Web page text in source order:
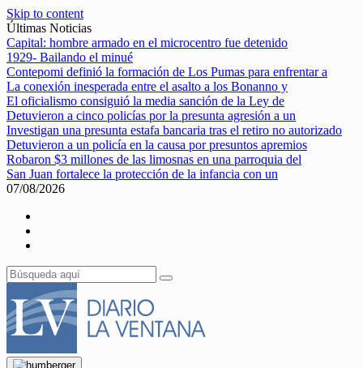
Skip to content
Últimas Noticias
Capital: hombre armado en el microcentro fue detenido
1929- Bailando el minué
Contepomi definió la formación de Los Pumas para enfrentar a
La conexión inesperada entre el asalto a los Bonanno y
El oficialismo consiguió la media sanción de la Ley de
Detuvieron a cinco policías por la presunta agresión a un
Investigan una presunta estafa bancaria tras el retiro no autorizado
Detuvieron a un policía en la causa por presuntos apremios
Robaron $3 millones de las limosnas en una parroquia del
San Juan fortalece la protección de la infancia con un
07/08/2026